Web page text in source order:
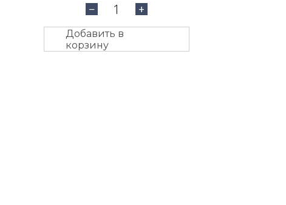
− 1 +
Добавить в
корзину